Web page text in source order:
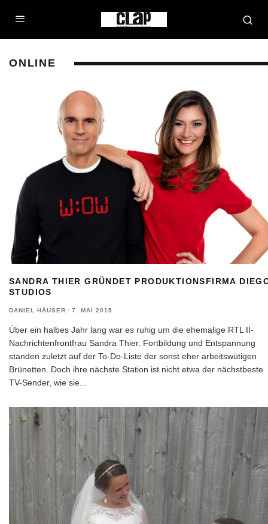
ONLINE
SANDRA THIER GRÜNDET PRODUKTIONSFIRMA
STUDIOS
DANIEL HÄUSER · 7. MAI 2015
Über ein halbes Jahr lang war es ruhig um die ehemalige RTL II-
Nachrichtenfrontfrau Sandra Thier. Fortbildung und Entspannung
standen zuletzt auf der To-Do-Liste der sonst eher arbeitswütigen
Brünetten. Doch ihre nächste Station ist nicht etwa der nächstbeste
TV-Sender, wie sie